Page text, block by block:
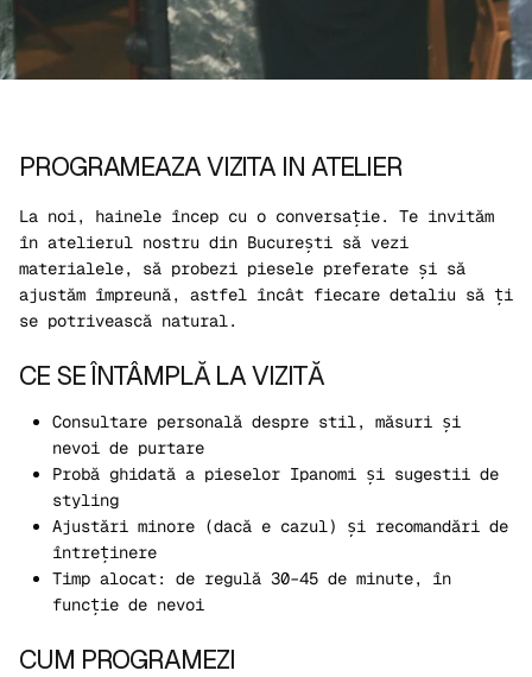
PROGRAMEAZA VIZITA IN ATELIER
La noi, hainele încep cu o conversație. Te invităm
în atelierul nostru din București să vezi
materialele, să probezi piesele preferate și să
ajustăm împreună, astfel încât fiecare detaliu să ți
se potrivească natural.
CE SE ÎNTÂMPLĂ LA VIZITĂ
Consultare personală despre stil, măsuri și
nevoi de purtare
Probă ghidată a pieselor Ipanomi și sugestii de
styling
Ajustări minore (dacă e cazul) și recomandări de
întreținere
Timp alocat:
de regulă 30–45 de minute, în
funcție de nevoi
CUM PROGRAMEZI